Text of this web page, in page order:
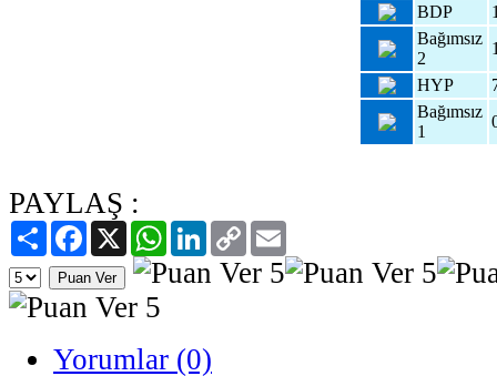
BDP
Bağımsız
2
HYP
Bağımsız
1
PAYLAŞ :
PaylaşFacebook
X WhatsAppLinkedIn
Copy
Link
Yorumlar (0)